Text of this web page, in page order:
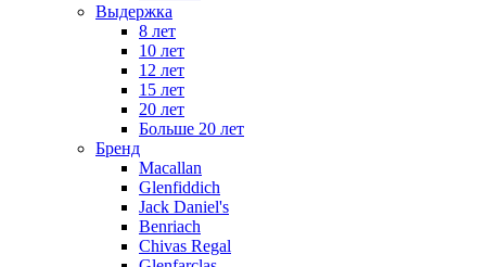
Выдержка
8 лет
10 лет
12 лет
15 лет
20 лет
Больше 20 лет
Бренд
Macallan
Glenfiddich
Jack Daniel's
Benriach
Chivas Regal